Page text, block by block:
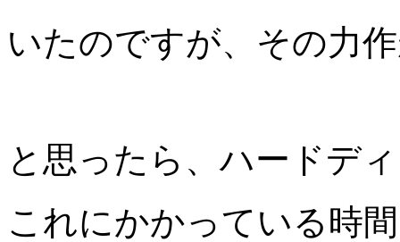
いたのですが、その力
と思ったら、ハードデ
これにかかっている時